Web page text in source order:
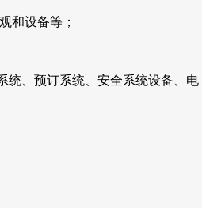
和设备等；
统、预订系统、安全系统设备、电